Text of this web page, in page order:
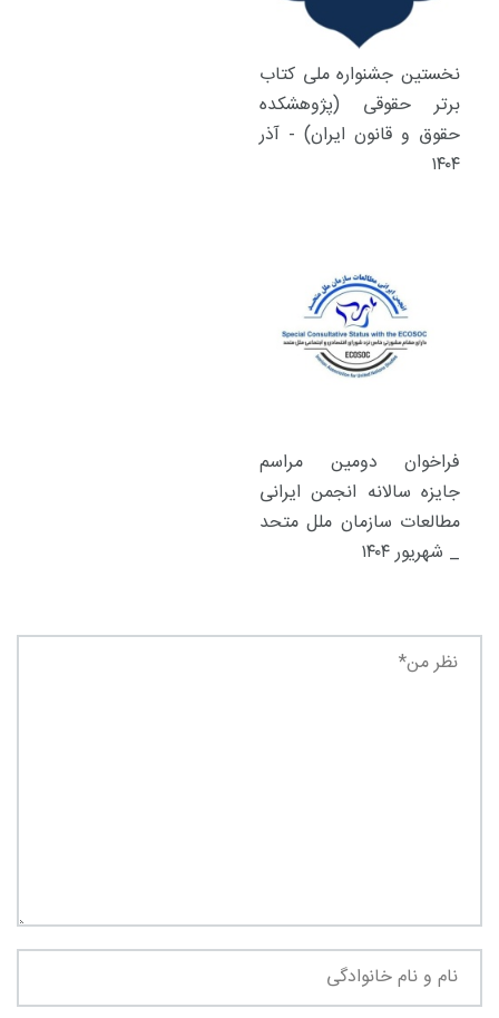
نخستین جشنواره ملی کتاب
برتر حقوقی (پژوهشکده
حقوق و قانون ایران) - آذر
۱۴۰۴
فراخوان دومین مراسم
جایزه سالانه انجمن ایرانی
مطالعات سازمان ملل متحد
_ شهریور ۱۴۰۴